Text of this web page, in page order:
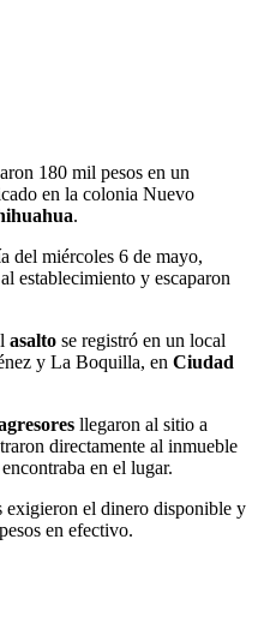
180 mil pesos en un
en la colonia Nuevo
.
del miércoles 6 de mayo,
establecimiento y escaparon
asalto se registró en un local
y La Boquilla, en Ciudad
llegaron al sitio a
directamente al inmueble
en el lugar.
exigieron el dinero disponible y
en efectivo.